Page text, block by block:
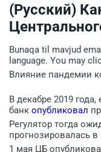
(Русский)
Bunaqa til mavjud
language. You may
Влияние пандемии
В декабре 2019
банк опубликовал
Регулятор тогда
прогнозировалась
1 мая ЦБ